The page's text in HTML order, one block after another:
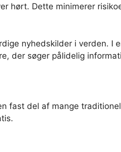
hørt. Dette minimerer
nyhedskilder i verden. I
der søger pålidelig
fast del af mange